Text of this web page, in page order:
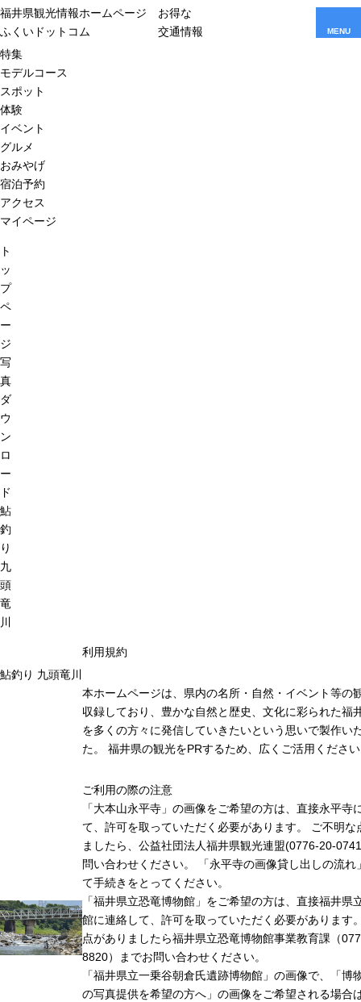
福井県観光情報ホームページ
ふくいドットコム
お得な
交通情報
MENU
特集
モデルコース
スポット
体験
イベント
グルメ
おみやげ
宿泊予約
アクセス
マイページ
ト
ッ
プ
ペ
ー
ジ
写
真
ダ
ウ
ン
ロ
ー
ド
鮎
釣
り
九
頭
竜
川
鮎釣り 九頭竜川
利用規約
本ホームページは、県内の名所・自然・イベント等の
収録しており、豊かな自然と歴史、文化に彩られた福
を多くの方々に発信していきたいという思いで製作い
た。 福井県の観光をPRするため、広くご活用くださ
ご利用の際の注意
「大本山永平寺」の画像をご希望の方は、直接永平寺
て、許可を取っていただく必要があります。 ご不明な
ましたら、公益社団法人福井県観光連盟(0776-20-
問い合わせください。 「永平寺の画像貸し出しの流れ
て手続きをとってください。
「福井県立恐竜博物館」をご希望の方は、直接福井県
館に連絡して、許可を取っていただく必要があります
点がありましたら福井県立恐竜博物館事業教育課（
8820）までお問い合わせください。
「福井県立一乗谷朝倉氏遺跡博物館」の画像で、「博
の写真提供を希望の方へ」の画像をご希望される場合